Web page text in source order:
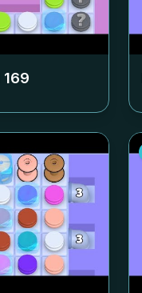
169